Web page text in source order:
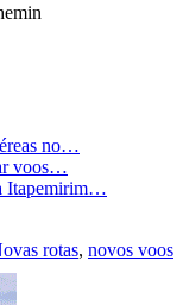
no…
voos…
Itapemirim…
rotas, novos voos